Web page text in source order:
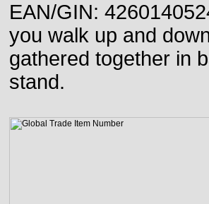
EAN/GIN:
you walk up and
gathered together in
stand.